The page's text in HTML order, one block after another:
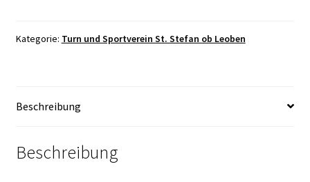
Kategorie: Turn und Sportverein St. Stefan ob Leoben
Beschreibung
Beschreibung